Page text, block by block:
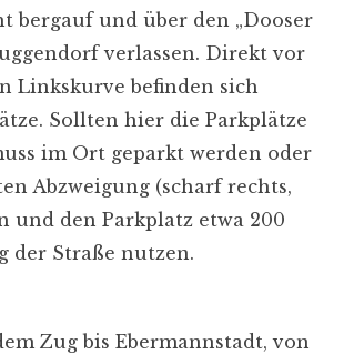
bergauf und über den „Dooser
verlassen. Direkt vor
Linkskurve befinden sich
Sollten hier die Parkplätze
im Ort geparkt werden oder
Abzweigung (scharf rechts,
und den Parkplatz etwa 200
der Straße nutzen.
Zug bis Ebermannstadt, von